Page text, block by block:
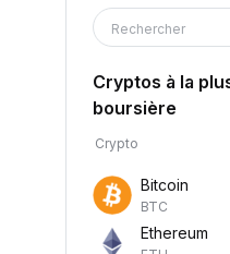
Rechercher
Cryptos à la
boursière
Crypto
Bitcoin
BTC
Ethereum